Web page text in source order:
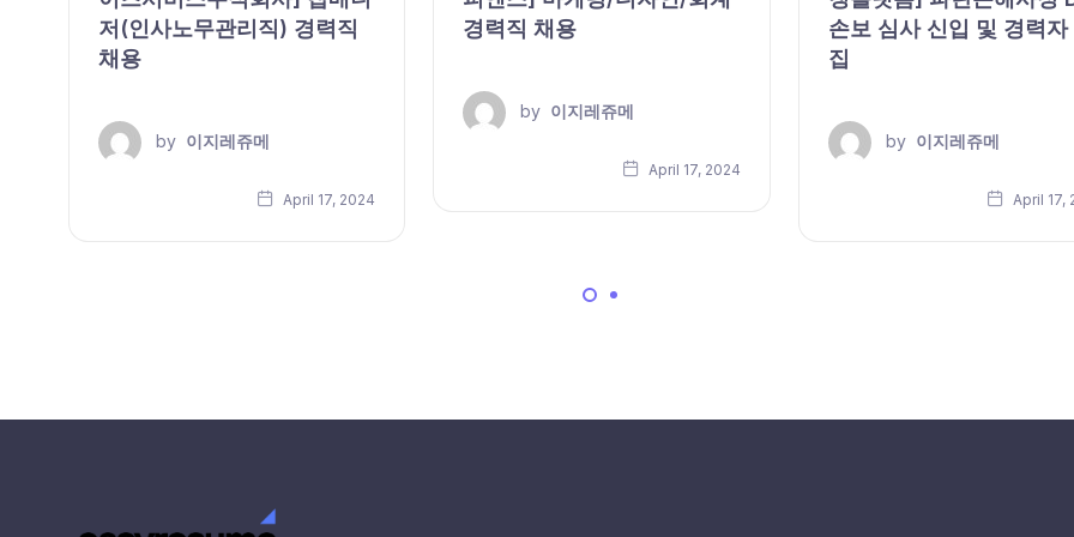
저(인사노무관리직) 경력직
채용
by 이지레쥬메
April 17, 2024
경력직 채용
by 이지레쥬메
April 17, 2024
손보 심사 신입 및 경력자
집
by 이지레쥬메
April 17,